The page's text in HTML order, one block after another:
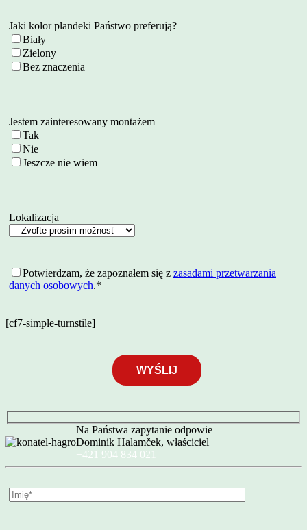
Jaki kolor plandeki Państwo preferują?
Biały
Zielony
Bez znaczenia
Jestem zainteresowany montażem
Tak
Nie
Jeszcze nie wiem
Lokalizacja
Potwierdzam, że zapoznałem się z zasadami przetwarzania
danych osobowych.*
[cf7-simple-turnstile]
Na Państwa zapytanie odpowie
Dominik Halamček, właściciel
+421 904 834 021